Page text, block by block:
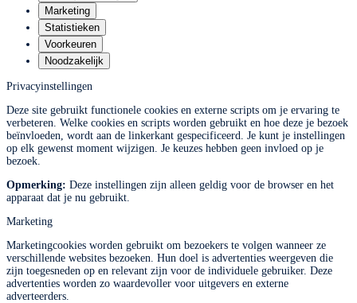
Marketing
Statistieken
Voorkeuren
Noodzakelijk
Privacyinstellingen
Deze site gebruikt functionele cookies en externe scripts om je ervaring te
verbeteren. Welke cookies en scripts worden gebruikt en hoe deze je bezoek
beïnvloeden, wordt aan de linkerkant gespecificeerd. Je kunt je instellingen
op elk gewenst moment wijzigen. Je keuzes hebben geen invloed op je
bezoek.
Opmerking: Deze instellingen zijn alleen geldig voor de browser en het
apparaat dat je nu gebruikt.
Marketing
Marketingcookies worden gebruikt om bezoekers te volgen wanneer ze
verschillende websites bezoeken. Hun doel is advertenties weergeven die
zijn toegesneden op en relevant zijn voor de individuele gebruiker. Deze
advertenties worden zo waardevoller voor uitgevers en externe
adverteerders.